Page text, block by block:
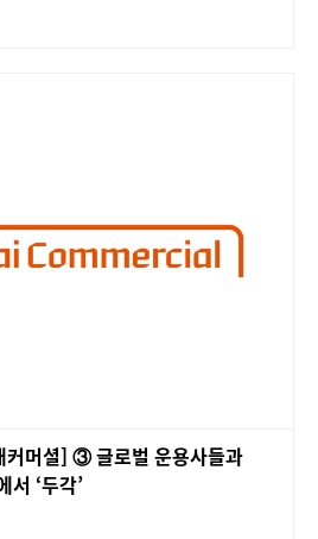
커머셜] ③ 글로벌 운용사들과
서 ‘두각’